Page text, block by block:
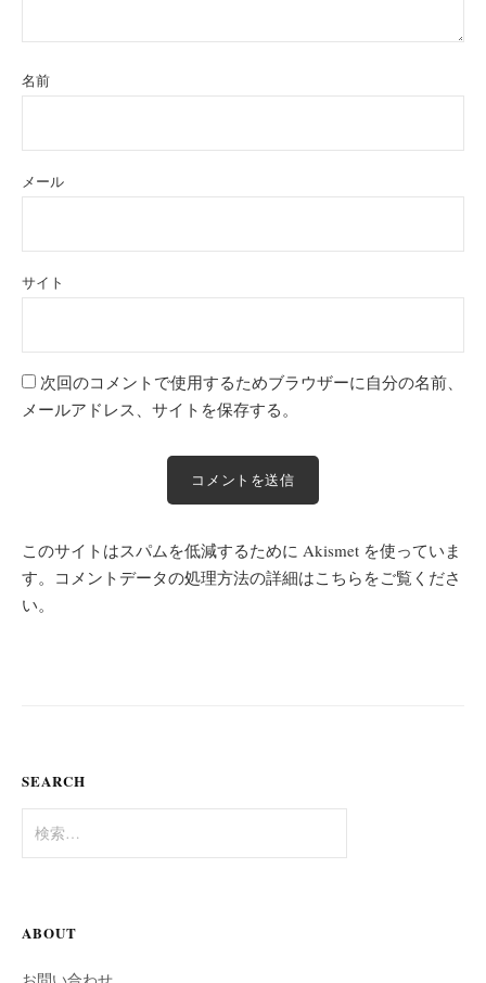
名前
メール
サイト
次回のコメントで使用するためブラウザーに自分の名前、
メールアドレス、サイトを保存する。
このサイトはスパムを低減するために Akismet を使っていま
す。 コメントデータの処理方法の詳細はこちらをご覧くださ
い。
SEARCH
索:
ABOUT